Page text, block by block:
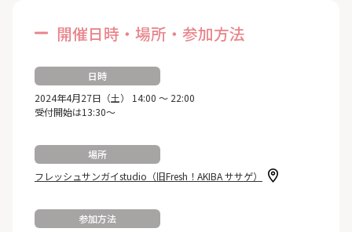
開催日時・場所・参加方法
日時
2024年4月27日（土） 14:00 ～ 22:00
受付開始は13:30～
場所
フレッシュサンガイstudio（旧Fresh！AKIBA ササゲ）
参加方法